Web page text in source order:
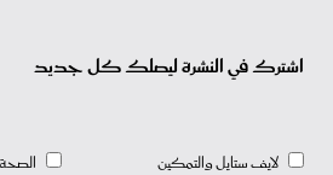
اشترك في النشرة ليصلك كل جديد
لايف ستايل والتمكين